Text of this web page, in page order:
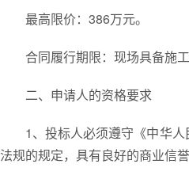
最高限价：386万元。
合同履行期限：现场具备施
二、申请人的资格要求
1、投标人必须遵守《中华
法规的规定，具有良好的商业信